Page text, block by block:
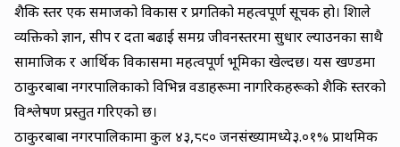
शैक्षिक स्तर एक समाजको विकास र प्रगतिको महत्वपूर्ण सूचक हो। शिक्षाले
व्यक्तिको ज्ञान, सीप र दक्षता बढाई समग्र जीवनस्तरमा सुधार ल्याउनका साथै
सामाजिक र आर्थिक विकासमा महत्वपूर्ण भूमिका खेल्दछ। यस खण्डमा
ठाकुरबाबा नगरपालिकाको विभिन्न वडाहरूमा नागरिकहरूको शैक्षिक स्तरको
विश्लेषण प्रस्तुत गरिएको छ।
ठाकुरबाबा नगरपालिकामा कुल ४३,८९० जनसंख्यामध्ये३.०१% प्राथमिक